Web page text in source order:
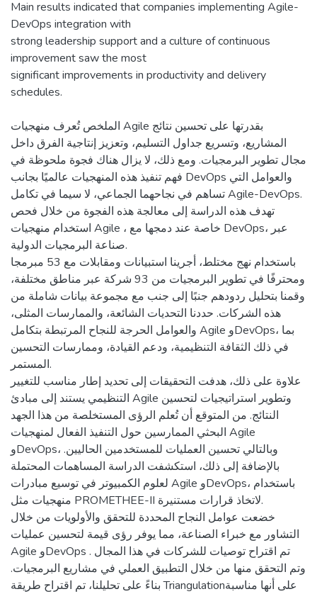
Main results indicated that companies implementing Agile-
DevOps integration with
strong leadership support and a culture of continuous
improvement saw the most
significant improvements in productivity and delivery
الملخص تُعرف منهجيات Agile بقدرتها على تحسين نتائج
المشاريع، وتسريع جداول التسليم، وتعزيز إنتاجية الفرق داخل
مجال تطوير البرمجيات. ومع ذلك، لا يزال هناك فجوة ملحوظة في
فهم تنفيذ هذه المنهجيات عالميًا بجانب DevOps والعوامل التي
تساهم في نجاحهما الجماعي، لا سيما في تكامل Agile-DevOps.
تهدف هذه الدراسة إلى معالجة هذه الفجوة من خلال فحص
استخدام منهجيات Agile ، خاصة عند دمجها مع DevOps، عبر
صناعة البرمجيات الدولية.
باستخدام نهج مختلط، أجرينا استبيانات ومقابلات مع 53 مبرمجا
ومحترفًا في تطوير البرمجيات من 93 شركة عبر مناطق مختلفة،
وقمنا بتحليل ردودهم جنبًا إلى جنب مع مجموعة بيانات شاملة من
هذه الشركات. حددنا التحديات الشائعة، والممارسات المثلى،
والعوامل الحرجة للنجاح المرتبطة بتكامل Agile وDevOps، بما
في ذلك الثقافة التنظيمية، ودعم القيادة، وممارسات التحسين
المستمر.
علاوة على ذلك، هدفت التحقيقات إلى تحديد إطار مناسب للتغيير
التنظيمي يستند إلى مبادئ Agile وتطوير استراتيجيات لتحسين
النتائج. من المتوقع أن تُعلم الرؤى المستخلصة من هذا الجهد
البحثي الممارسين حول التنفيذ الفعال لمنهجيات Agile
وDevOps، وبالتالي تحسين العمليات للمستخدمين الحاليين.
بالإضافة إلى ذلك، استكشفت الدراسة المساهمات المحتملة
لعلوم الكمبيوتر في توسيع مبادرات Agile وDevOps، باستخدام
منهجيات مثل PROMETHEE-II لاتخاذ قرارات مستنيرة.
خضعت عوامل النجاح المحددة للتحقق والأولويات من خلال
التشاور مع خبراء الصناعة، مما يوفر رؤى قيمة لتحسين عمليات
Agile وDevOps . تم اقتراح توصيات للشركات في هذا المجال
وتم التحقق منها من خلال التطبيق العملي في مشاريع البرمجيات.
بناءً على تحليلنا، تم اقتراح طريقة Triangulationعلى أنها مناسبة